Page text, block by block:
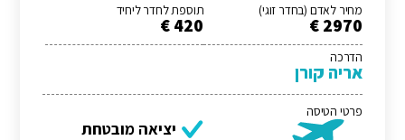
מחיר לאדם (בחדר זוגי)
2970 €
תוספת לחדר ליחיד
420 €
הדרכה
אריה קורן
פרטי הטיסה
יציאה מובטחת